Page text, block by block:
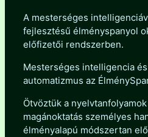
A mesterséges
fejlesztésű élményspanyol
előfizetői rendszerben.
Mesterséges intelligencia
automatizmus az
Ötvöztük a
magánoktatás személyes
élményalapú módszertan